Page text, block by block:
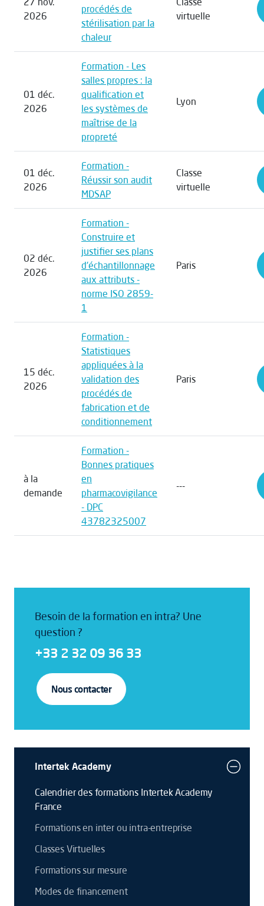
2026
procédés de
stérilisation par la
chaleur
virtuelle
01 déc.
2026
Formation - Les
salles propres : la
qualification et
les systèmes de
maîtrise de la
propreté
Lyon
01 déc.
2026
Formation -
Réussir son audit
MDSAP
Classe
virtuelle
02 déc.
2026
Formation -
Construire et
justifier ses plans
d'échantillonnage
aux attributs -
norme ISO 2859-
1
Paris
15 déc.
2026
Formation -
Statistiques
appliquées à la
validation des
procédés de
fabrication et de
conditionnement
Paris
à la
demande
Formation -
Bonnes pratiques
en
pharmacovigilance
- DPC
43782325007
---
Besoin de la formation en intra? Une
question ?
+33 2 32 09 36 33
Nous contacter
Intertek Academy
Calendrier des formations Intertek Academy
France
Formations en inter ou intra-entreprise
Classes Virtuelles
Formations sur mesure
Modes de financement